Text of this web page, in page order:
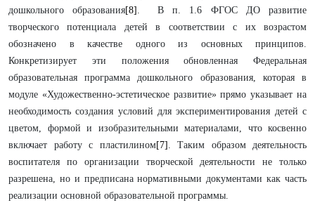
дошкольного образования[8] . В п. 1.6 ФГОС ДО развитие
творческого потенциала детей в соответствии с их возрастом
обозначено в качестве одного из основных принципов.
Конкретизирует эти положения обновленная Федеральная
образовательная программа дошкольного образования, которая в
модуле «Художественно-эстетическое развитие» прямо указывает на
необходимость создания условий для экспериментирования детей с
цветом, формой и изобразительными материалами, что косвенно
включает работу с пластилином[7] . Таким образом деятельность
воспитателя по организации творческой деятельности не только
разрешена, но и предписана нормативными документами как часть
реализации основной образовательной программы.